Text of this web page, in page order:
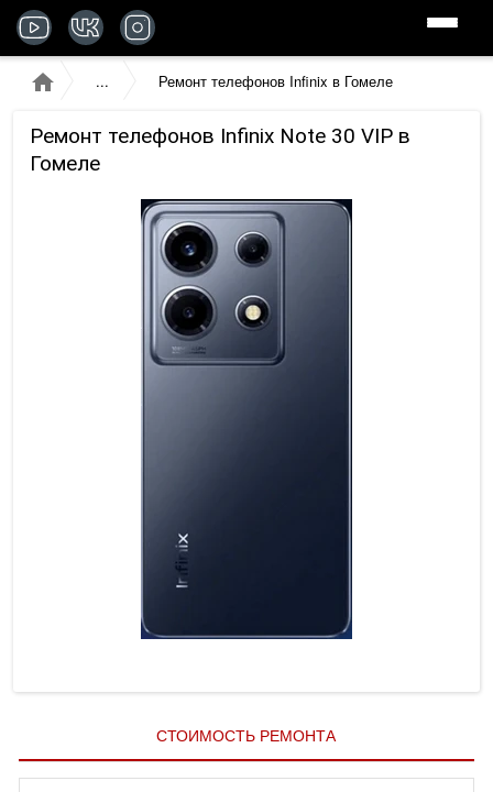
Ремонт телефонов Infinix в Гомеле
Ремонт телефонов Infinix Note 30 VIP в
Гомеле
СТОИМОСТЬ РЕМОНТА